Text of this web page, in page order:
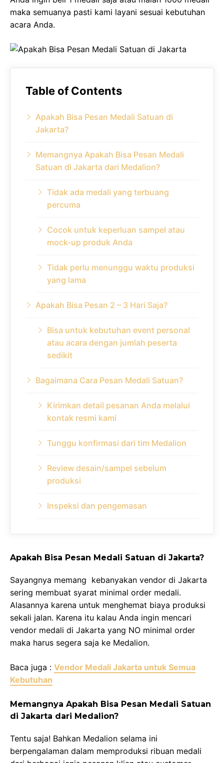
maka semuanya pasti kami layani sesuai kebutuhan
acara Anda.
Table of Contents
Apakah Bisa Pesan Medali Satuan di
Jakarta?
Memangnya Apakah Bisa Pesan Medali
Satuan di Jakarta dari Medalion?
Tidak ada medali yang terbuang
percuma
Cocok untuk keperluan sampel atau
mock-up produk Anda
Tidak perlu menunggu waktu produksi
yang lama
Apakah Bisa Pesan 2 – 3 Hari Saja?
Bisa untuk kebutuhan event personal
atau acara dengan jumlah peserta
sedikit
Bagaimana Cara Pesan Medali Satuan?
Kirimkan detail pesanan Anda melalui
kontak resmi kami
Tunggu konfirmasi dari tim Medalion
Review desain/sampel sebelum
produksi
Inspeksi dan pengemasan
Apakah Bisa Pesan Medali Satuan di Jakarta?
Sayangnya memang kebanyakan vendor di Jakarta
sering membuat syarat minimal order medali.
Alasannya karena untuk menghemat biaya produksi
sekali jalan. Karena itu kalau Anda ingin mencari
vendor medali di Jakarta yang NO minimal order
maka harus segera saja ke Medalion.
Baca juga : Vendor Medali Jakarta untuk Semua
Kebutuhan
Memangnya Apakah Bisa Pesan Medali Satuan
di Jakarta dari Medalion?
Tentu saja! Bahkan Medalion selama ini
berpengalaman dalam memproduksi ribuan medali